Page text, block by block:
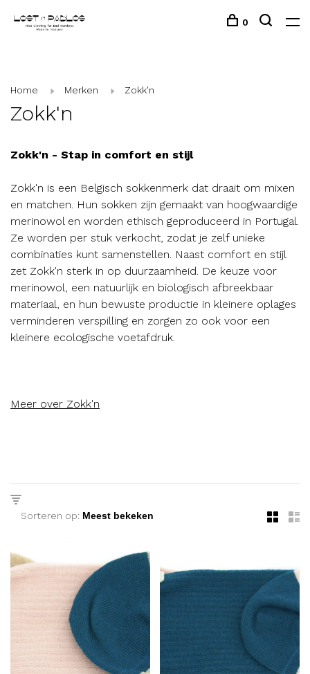
0
Home Merken Zokk'n
Zokk'n
Zokk'n - Stap in comfort en stijl
Zokk'n is een Belgisch sokkenmerk dat draait om mixen
en matchen. Hun sokken zijn gemaakt van hoogwaardige
merinowol en worden ethisch geproduceerd in Portugal.
Ze worden per stuk verkocht, zodat je zelf unieke
combinaties kunt samenstellen. Naast comfort en stijl
zet Zokk'n sterk in op duurzaamheid. De keuze voor
merinowol, een natuurlijk en biologisch afbreekbaar
materiaal, en hun bewuste productie in kleinere oplages
verminderen verspilling en zorgen zo ook voor een
kleinere ecologische voetafdruk.
Meer over Zokk'n
Sorteren op: